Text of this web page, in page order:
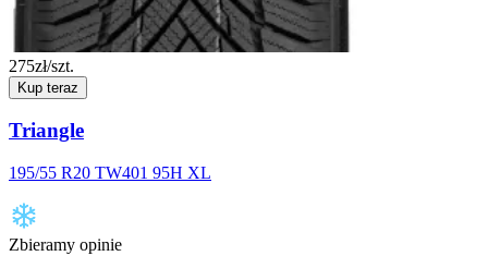
275zł/szt.
Kup teraz
Triangle
195/55 R20 TW401 95H XL
Zbieramy opinie